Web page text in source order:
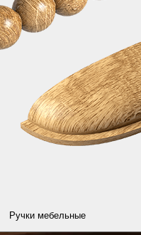
Ручки мебельные